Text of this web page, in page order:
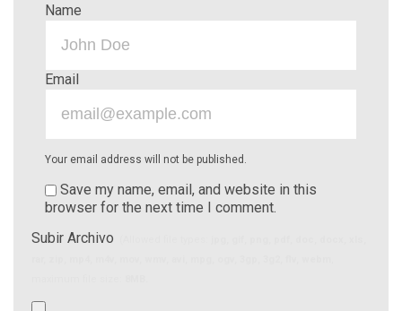
Name
Email
Your email address will not be published.
Save my name, email, and website in this
browser for the next time I comment.
Subir Archivo